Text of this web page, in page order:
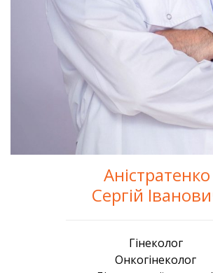
Аністратенко
Сергій